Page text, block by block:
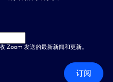
Zoom 发送的最新新闻和更新。
订阅